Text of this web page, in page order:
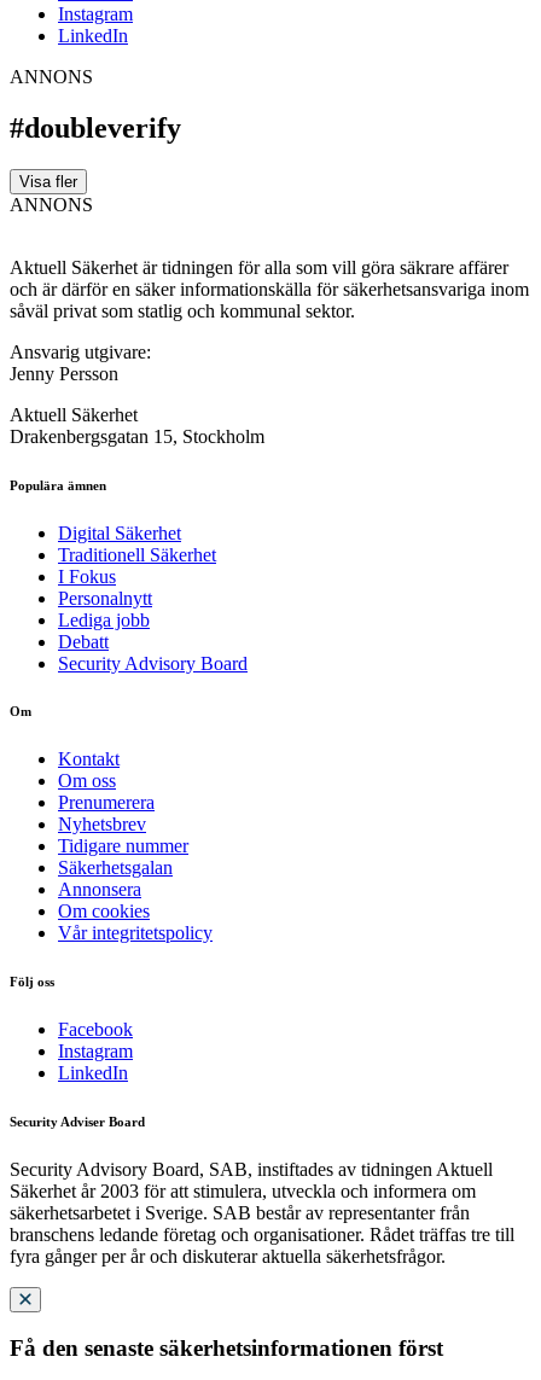
Instagram
LinkedIn
ANNONS
#doubleverify
Visa fler
ANNONS
Aktuell Säkerhet är tidningen för alla som vill göra säkrare affärer
och är därför en säker informationskälla för säkerhets­ansvariga inom
såväl privat som statlig och kommunal sektor.
Ansvarig utgivare:
Jenny Persson
Aktuell Säkerhet
Drakenbergsgatan 15, Stockholm
Populära ämnen
Digital Säkerhet
Traditionell Säkerhet
I Fokus
Personalnytt
Lediga jobb
Debatt
Security Advisory Board
Om
Kontakt
Om oss
Prenumerera
Nyhetsbrev
Tidigare nummer
Säkerhetsgalan
Annonsera
Om cookies
Vår integritetspolicy
Följ oss
Facebook
Instagram
LinkedIn
Security Adviser Board
Security Advisory Board, SAB, instiftades av tidningen Aktuell
Säkerhet år 2003 för att stimulera, utveckla och informera om
säkerhetsarbetet i Sverige. SAB består av representanter från
branschens ledande företag och organisationer. Rådet träffas tre till
fyra gånger per år och diskuterar aktuella säkerhetsfrågor.
Få den senaste säkerhetsinformationen först